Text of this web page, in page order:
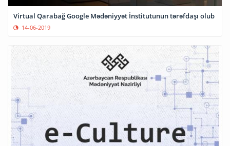
Virtual Qarabağ Google Mədəniyyət İnstitutunun tərəfdaşı olub
14-06-2019